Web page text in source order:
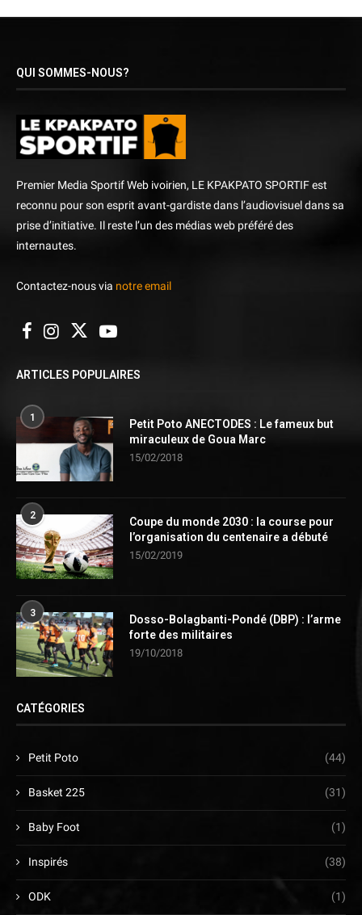
QUI SOMMES-NOUS?
Premier Media Sportif Web ivoirien, LE KPAKPATO SPORTIF est
reconnu pour son esprit avant-gardiste dans l’audiovisuel dans sa
prise d’initiative. Il reste l’un des médias web préféré des
internautes.
Contactez-nous via notre email
ARTICLES POPULAIRES
1
Petit Poto ANECTODES : Le fameux but
miraculeux de Goua Marc
15/02/2018
2
Coupe du monde 2030 : la course pour
l’organisation du centenaire a débuté
15/02/2019
3
Dosso-Bolagbanti-Pondé (DBP) : l’arme
forte des militaires
19/10/2018
CATÉGORIES
Petit Poto (44)
Basket 225 (31)
Baby Foot (1)
Inspirés (38)
ODK (1)